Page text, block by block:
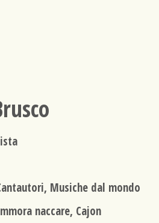
Musiche dal mondo
naccare, Cajon